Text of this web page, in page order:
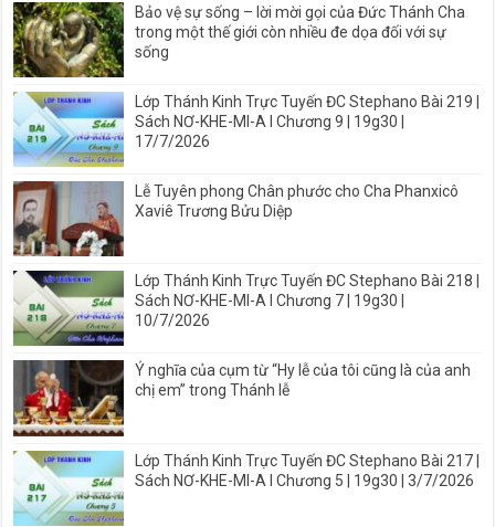
Bảo vệ sự sống – lời mời gọi của Đức Thánh Cha
trong một thế giới còn nhiều đe dọa đối với sự
sống
Lớp Thánh Kinh Trực Tuyến ĐC Stephano Bài 219 |
Sách NƠ-KHE-MI-A I Chương 9 | 19g30 |
17/7/2026
Lễ Tuyên phong Chân phước cho Cha Phanxicô
Xaviê Trương Bửu Diệp
Lớp Thánh Kinh Trực Tuyến ĐC Stephano Bài 218 |
Sách NƠ-KHE-MI-A I Chương 7 | 19g30 |
10/7/2026
Ý nghĩa của cụm từ “Hy lễ của tôi cũng là của anh
chị em” trong Thánh lễ
Lớp Thánh Kinh Trực Tuyến ĐC Stephano Bài 217 |
Sách NƠ-KHE-MI-A I Chương 5 | 19g30 | 3/7/2026